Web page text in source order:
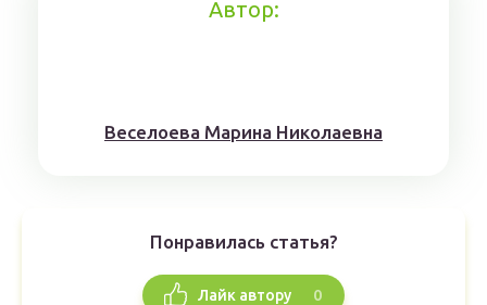
Автор:
Веселоева Марина Николаевна
Понравилась статья?
Лайк автору 0